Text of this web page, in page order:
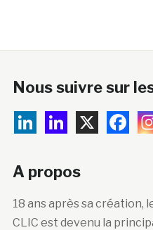
Nous suivre sur
A propos
18 ans après sa création,
CLIC est devenu la